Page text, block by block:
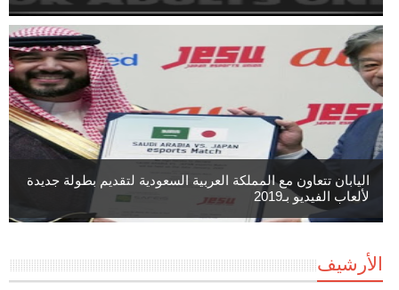
اليابان تتعاون مع المملكة العربية السعودية لتقديم بطولة جديدة
لألعاب الفيديو بـ2019
الأرشيف